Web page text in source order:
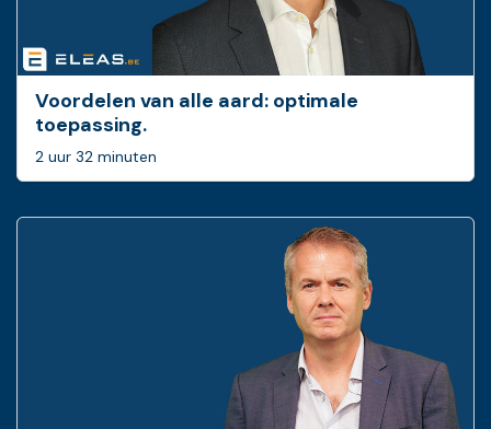
Voordelen van alle aard: optimale
toepassing.
2 uur 32 minuten